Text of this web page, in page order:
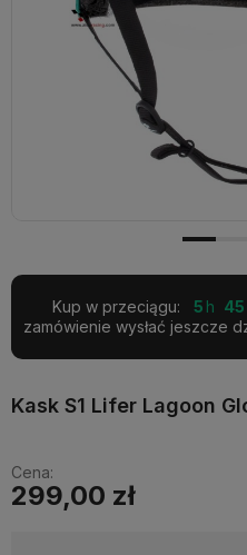
Kup w przeciągu: 5 45
zamówienie wysłać jeszcze
Kask S1 Lifer Lagoon
Cena:
299,00 zł